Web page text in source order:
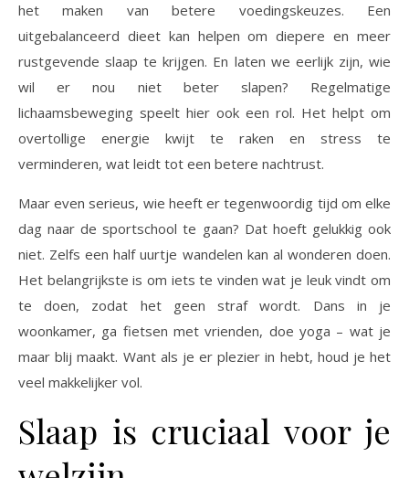
het maken van betere voedingskeuzes. Een
uitgebalanceerd dieet kan helpen om diepere en meer
rustgevende slaap te krijgen. En laten we eerlijk zijn, wie
wil er nou niet beter slapen? Regelmatige
lichaamsbeweging speelt hier ook een rol. Het helpt om
overtollige energie kwijt te raken en stress te
verminderen, wat leidt tot een betere nachtrust.
Maar even serieus, wie heeft er tegenwoordig tijd om elke
dag naar de sportschool te gaan? Dat hoeft gelukkig ook
niet. Zelfs een half uurtje wandelen kan al wonderen doen.
Het belangrijkste is om iets te vinden wat je leuk vindt om
te doen, zodat het geen straf wordt. Dans in je
woonkamer, ga fietsen met vrienden, doe yoga – wat je
maar blij maakt. Want als je er plezier in hebt, houd je het
veel makkelijker vol.
Slaap is cruciaal voor je